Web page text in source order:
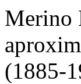
Merino
(1885-